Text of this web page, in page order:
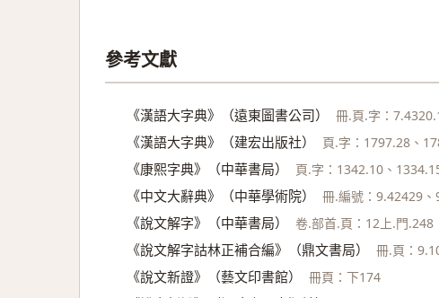
參考文獻
《漢語大字典》（遠東圖書公司） 冊.頁.字：
《漢語大字典》（建宏出版社） 頁.字：1797.28、
《康熙字典》（中華書局） 頁.字：1342.10、
《中文大辭典》（中華學術院） 冊.編號：9.42429、
《說文解字》（中華書局） 卷.部首.頁：12上.門.248
《說文解字詁林正補合編》（鼎文書局） 冊.頁：
《說文新證》（藝文印書館） 冊頁：下174